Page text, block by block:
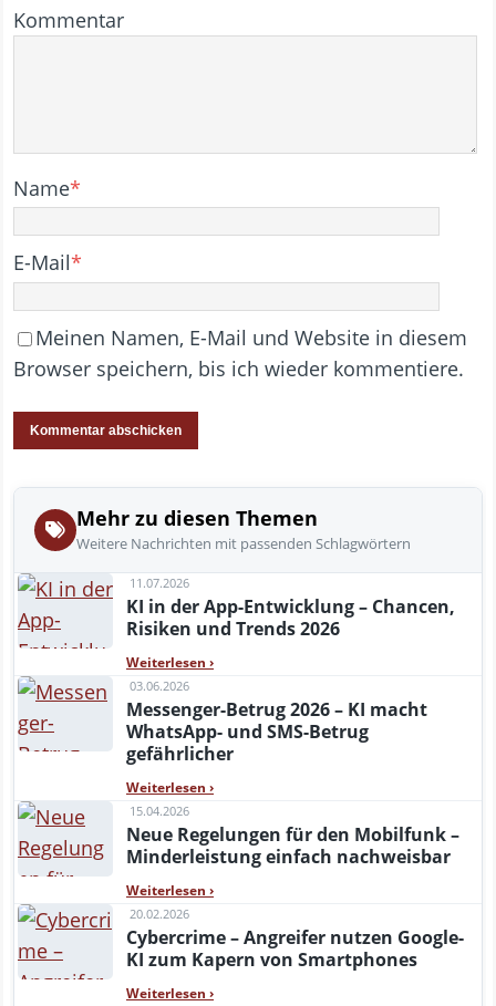
Kommentar
Name*
E-Mail*
Meinen Namen, E-Mail und Website in diesem
Browser speichern, bis ich wieder kommentiere.
Mehr zu diesen Themen
Weitere Nachrichten mit passenden Schlagwörtern
11.07.2026
KI in der App-Entwicklung – Chancen,
Risiken und Trends 2026
Weiterlesen ›
03.06.2026
Messenger-Betrug 2026 – KI macht
WhatsApp- und SMS-Betrug
gefährlicher
Weiterlesen ›
15.04.2026
Neue Regelungen für den Mobilfunk –
Minderleistung einfach nachweisbar
Weiterlesen ›
20.02.2026
Cybercrime – Angreifer nutzen Google-
KI zum Kapern von Smartphones
Weiterlesen ›